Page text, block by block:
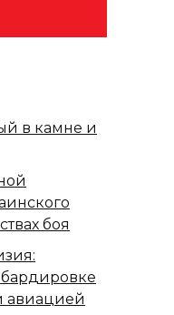
в камне и
боя
авиацией